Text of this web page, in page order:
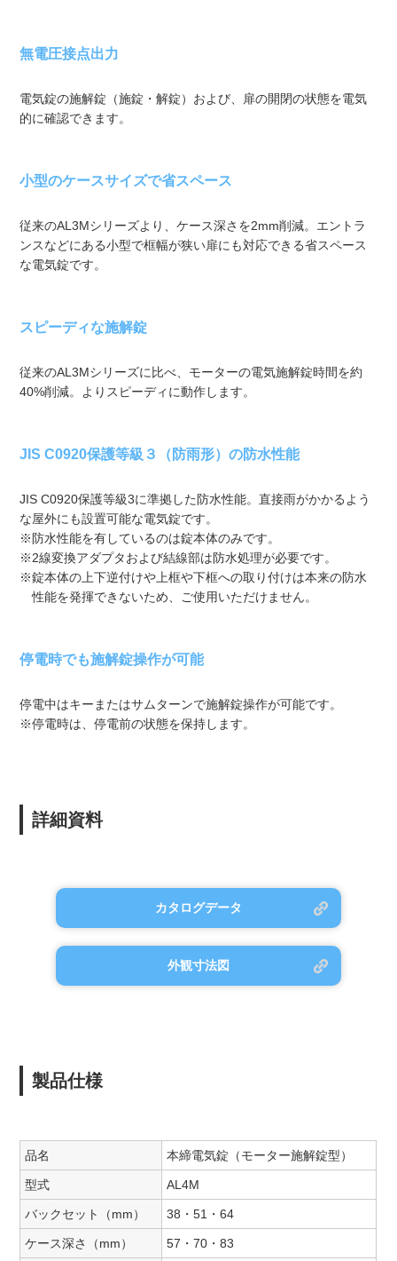
無電圧接点出力
電気錠の施解錠（施錠・解錠）および、扉の開閉の状態を電気
的に確認できます。
小型のケースサイズで省スペース
従来のAL3Mシリーズより、ケース深さを2mm削減。エントラ
ンスなどにある小型で框幅が狭い扉にも対応できる省スペース
な電気錠です。
スピーディな施解錠
従来のAL3Mシリーズに比べ、モーターの電気施解錠時間を約
40%削減。よりスピーディに動作します。
JIS C0920保護等級３（防雨形）の防水性能
JIS C0920保護等級3に準拠した防水性能。直接雨がかかるよう
な屋外にも設置可能な電気錠です。
※防水性能を有しているのは錠本体のみです。
※2線変換アダプタおよび結線部は防水処理が必要です。
※錠本体の上下逆付けや上框や下框への取り付けは本来の防水
性能を発揮できないため、ご使用いただけません。
停電時でも施解錠操作が可能
停電中はキーまたはサムターンで施解錠操作が可能です。
※停電時は、停電前の状態を保持します。
詳細資料
カタログデータ
外観寸法図
製品仕様
品名 本締電気錠（モーター施解錠型）
型式 AL4M
バックセット（mm） 38・51・64
ケース深さ（mm） 57・70・83